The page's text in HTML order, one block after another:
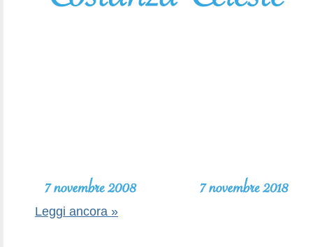
Leggi ancora »